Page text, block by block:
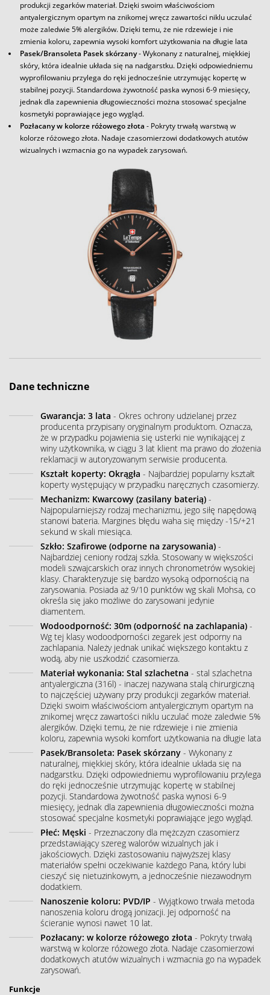
produkcji zegarków materiał. Dzięki swoim właściwościom
antyalergicznym opartym na znikomej wręcz zawartości niklu uczulać
może zaledwie 5% alergików. Dzięki temu, że nie rdzewieje i nie
zmienia koloru, zapewnia wysoki komfort użytkowania na długie lata
Pasek/Bransoleta Pasek skórzany- Wykonany z naturalnej, miękkiej
skóry, która idealnie układa się na nadgarstku. Dzięki odpowiedniemu
wyprofilowaniu przylega do ręki jednocześnie utrzymując kopertę w
stabilnej pozycji. Standardowa żywotność paska wynosi 6-9 miesięcy,
jednak dla zapewnienia długowieczności można stosować specjalne
kosmetyki poprawiające jego wygląd.
Pozłacany w kolorze różowego złota - Pokryty trwałą warstwą w
kolorze różowego złota. Nadaje czasomierzowi dodatkowych atutów
wizualnych i wzmacnia go na wypadek zarysowań.
Dane techniczne
Gwarancja: 3 lata - Okres ochrony udzielanej przez
producenta przypisany oryginalnym produktom. Oznacza,
że w przypadku pojawienia się usterki nie wynikającej z
winy użytkownika, w ciągu 3 lat klient ma prawo do złożenia
reklamacji w autoryzowanym serwisie producenta.
Kształt koperty: Okrągła - Najbardziej popularny kształt
koperty występujący w przypadku naręcznych czasomierzy.
Mechanizm: Kwarcowy (zasilany baterią) -
Najpopularniejszy rodzaj mechanizmu, jego siłę napędową
stanowi bateria. Margines błędu waha się między -15/+21
sekund w skali miesiąca.
Szkło: Szafirowe (odporne na zarysowania) -
Najbardziej ceniony rodzaj szkła. Stosowany w większości
modeli szwajcarskich oraz innych chronometrów wysokiej
klasy. Charakteryzuje się bardzo wysoką odpornością na
zarysowania. Posiada aż 9/10 punktów wg skali Mohsa, co
określa się jako możliwe do zarysowani jedynie
diamentem.
Wodoodporność: 30m (odporność na zachlapania) -
Wg tej klasy wodoodporności zegarek jest odporny na
zachlapania. Należy jednak unikać większego kontaktu z
wodą, aby nie uszkodzić czasomierza.
Materiał wykonania: Stal szlachetna - stal szlachetna
antyalergiczna (316l) - inaczej nazywana stalą chirurgiczną
to najczęściej używany przy produkcji zegarków materiał.
Dzięki swoim właściwościom antyalergicznym opartym na
znikomej wręcz zawartości niklu uczulać może zaledwie 5%
alergików. Dzięki temu, że nie rdzewieje i nie zmienia
koloru, zapewnia wysoki komfort użytkowania na długie lata
Pasek/Bransoleta: Pasek skórzany - Wykonany z
naturalnej, miękkiej skóry, która idealnie układa się na
nadgarstku. Dzięki odpowiedniemu wyprofilowaniu przylega
do ręki jednocześnie utrzymując kopertę w stabilnej
pozycji. Standardowa żywotność paska wynosi 6-9
miesięcy, jednak dla zapewnienia długowieczności można
stosować specjalne kosmetyki poprawiające jego wygląd.
Płeć: Męski - Przeznaczony dla mężczyzn czasomierz
przedstawiający szereg walorów wizualnych jak i
jakościowych. Dzięki zastosowaniu najwyższej klasy
materiałów spełni oczekiwanie każdego Pana, który lubi
cieszyć się nietuzinkowym, a jednocześnie niezawodnym
dodatkiem.
Nanoszenie koloru: PVD/IP - Wyjątkowo trwała metoda
nanoszenia koloru drogą jonizacji. Jej odporność na
ścieranie wynosi nawet 10 lat.
Pozłacany: w kolorze różowego złota - Pokryty trwałą
warstwą w kolorze różowego złota. Nadaje czasomierzowi
dodatkowych atutów wizualnych i wzmacnia go na wypadek
zarysowań.
Funkcje